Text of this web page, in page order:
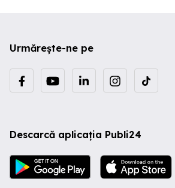
Urmărește-ne pe
Descarcă aplicația Publi24